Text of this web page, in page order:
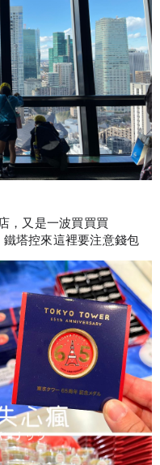
，又是一波買買買
塔控來這裡要注意錢包